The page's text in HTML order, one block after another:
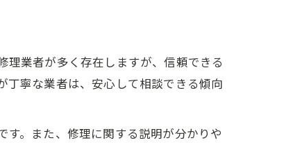
業者が多く存在しますが、信頼できる
寧な業者は、安心して相談できる傾向
。また、修理に関する説明が分かりや